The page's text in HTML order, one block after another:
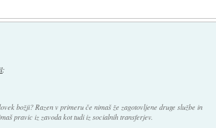
:
božji? Razen v primeru če nimaš že zagotovljene druge službe in
pravic iz zavoda kot tudi iz socialnih transferjev.